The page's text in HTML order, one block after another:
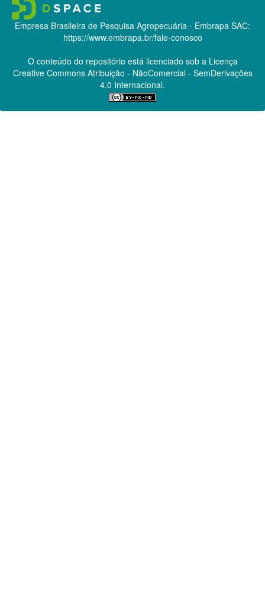
Empresa Brasileira de Pesquisa Agropecuária - Embrapa SAC:
https://www.embrapa.br/fale-conosco
O conteúdo do repositório está licenciado sob a Licença
Creative CommonsAtribuição - NãoComercial - SemDerivações
4.0 Internacional.